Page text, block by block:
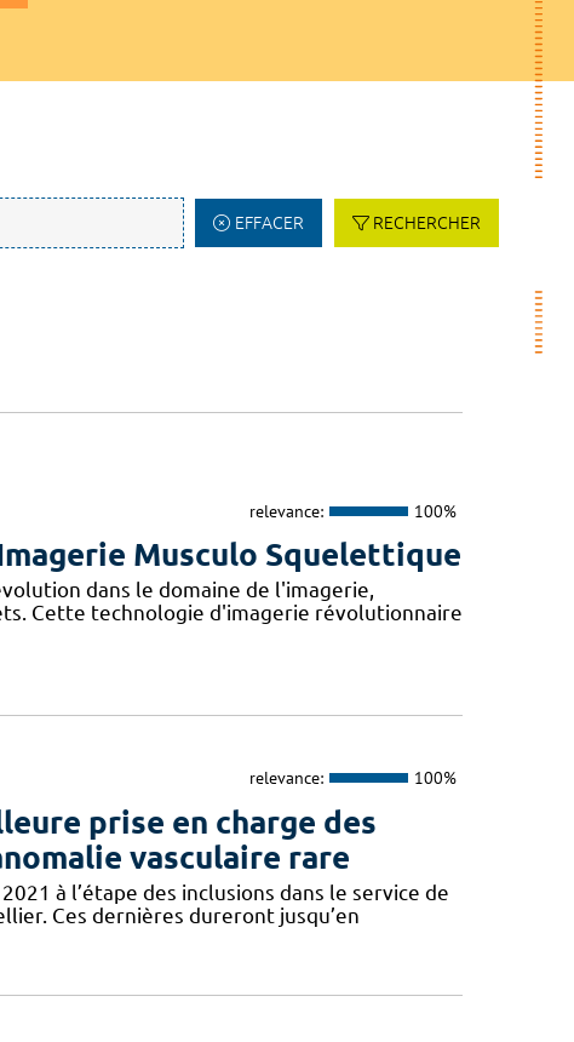
EFFACER RECHERCHER
relevance: 100%
Musculo Squelettique
dans le domaine de l'imagerie,
Cette technologie d'imagerie révolutionnaire
relevance: 100%
prise en charge des
vasculaire rare
à l’étape des inclusions dans le service de
Ces dernières dureront jusqu’en